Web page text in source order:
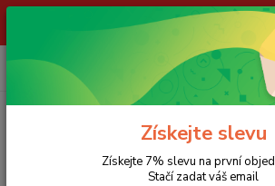
ŽIVÉ NÁSTRAHY !!! NEPOSÍLÁME !!! -
Získejte slevu
Získejte 7% slevu na první
Stačí zadat váš email